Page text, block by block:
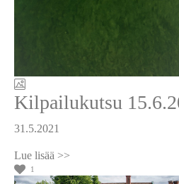
Kilpailukutsu
31.5.2021
1